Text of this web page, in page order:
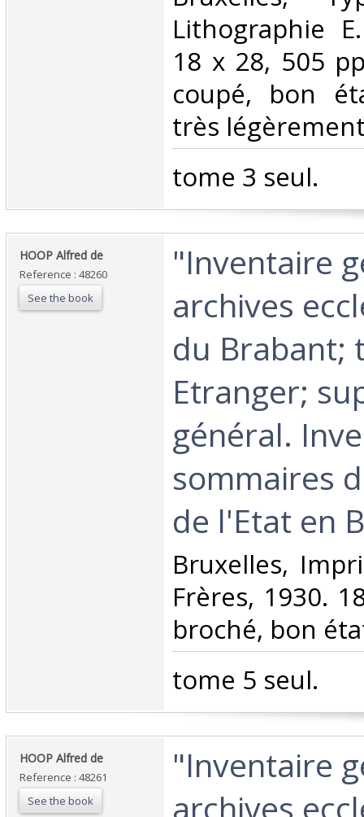
Lithographie
18 x 28, 505
coupé, bon
très
‎tome 3 seul.‎
‎HOOP Alfred de‎
Reference : 48260
See the book
‎"Inventaire
archives
du Brabant;
Etranger;
général.
sommaires
de l'Etat en
‎Bruxelles,
Frères, 1930.
broché, bon
‎tome 5 seul.‎
‎HOOP Alfred de‎
Reference : 48261
See the book
‎"Inventaire
archives